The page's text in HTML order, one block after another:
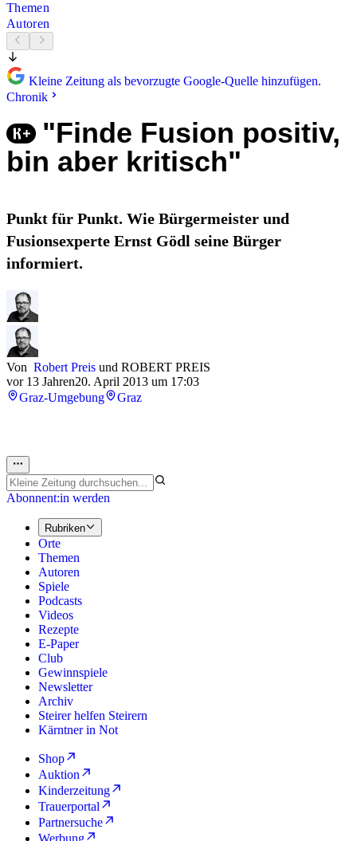
Themen
Autoren
Kleine Zeitung als bevorzugte Google-Quelle hinzufügen.
Chronik
"Finde Fusion positiv,
bin aber kritisch"
Punkt für Punkt. Wie Bürgermeister und
Fusionsexperte Ernst Gödl seine Bürger
informiert.
Von Robert Preis und ROBERT PREIS
vor 13 Jahren20. April 2013 um 17:03
Graz-Umgebung
Graz
Abonnent:in werden
Rubriken
Orte
Themen
Autoren
Spiele
Podcasts
Videos
Rezepte
E-Paper
Club
Gewinnspiele
Newsletter
Archiv
Steirer helfen Steirern
Kärntner in Not
Shop
Auktion
Kinderzeitung
Trauerportal
Partnersuche
Werbung